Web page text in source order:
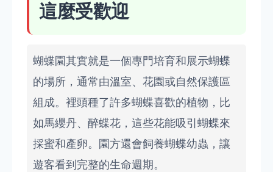
這麼受歡迎
蝴蝶園其實就是一個專門培育和展示蝴蝶
的場所，通常由溫室、花園或自然保護區
組成。裡頭種了許多蝴蝶喜歡的植物，比
如馬纓丹、醉蝶花，這些花能吸引蝴蝶來
採蜜和產卵。園方還會飼養蝴蝶幼蟲，讓
遊客看到完整的生命週期。